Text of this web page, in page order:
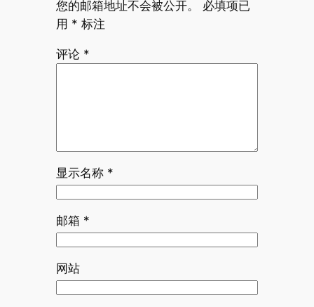
您的邮箱地址不会被公开。
必填项已
用 * 标注
评论 *
显示名称 *
邮箱 *
网站